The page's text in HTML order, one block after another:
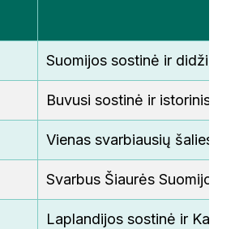
Suomijos sostinė ir
Buvusi sostinė ir istorinis
Vienas svarbiausių šalies
Svarbus Šiaurės Suomijos
Laplandijos sostinė ir